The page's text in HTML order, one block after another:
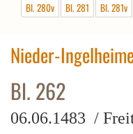
Bl. 280v
Bl. 281 Bl. 281v
Nieder-
Bl. 262
06.06.1483 /